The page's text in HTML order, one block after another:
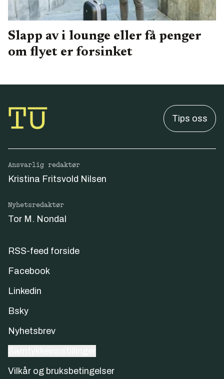
Slapp av i lounge eller få penger
om flyet er forsinket
Tips oss
Ansvarlig redaktør
Kristina Fritsvold Nilsen
Nyhetsredaktør
Tor M. Nondal
RSS-feed forside
Facebook
Linkedin
Bsky
Nyhetsbrev
Vilkår og bruksbetingelser